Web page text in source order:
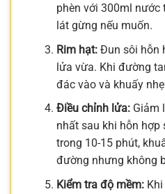
phèn với 300ml nước
lát gừng nếu muốn.
Rim hạt:Đun sôi hỗn
lửa vừa. Khi đường
đác vào và khuấy
Điều chỉnh lửa:Giảm
nhất sau khi hỗn hợp
trong 10-15 phút,
đường nhưng không
Kiểm tra độ mềm:Khi